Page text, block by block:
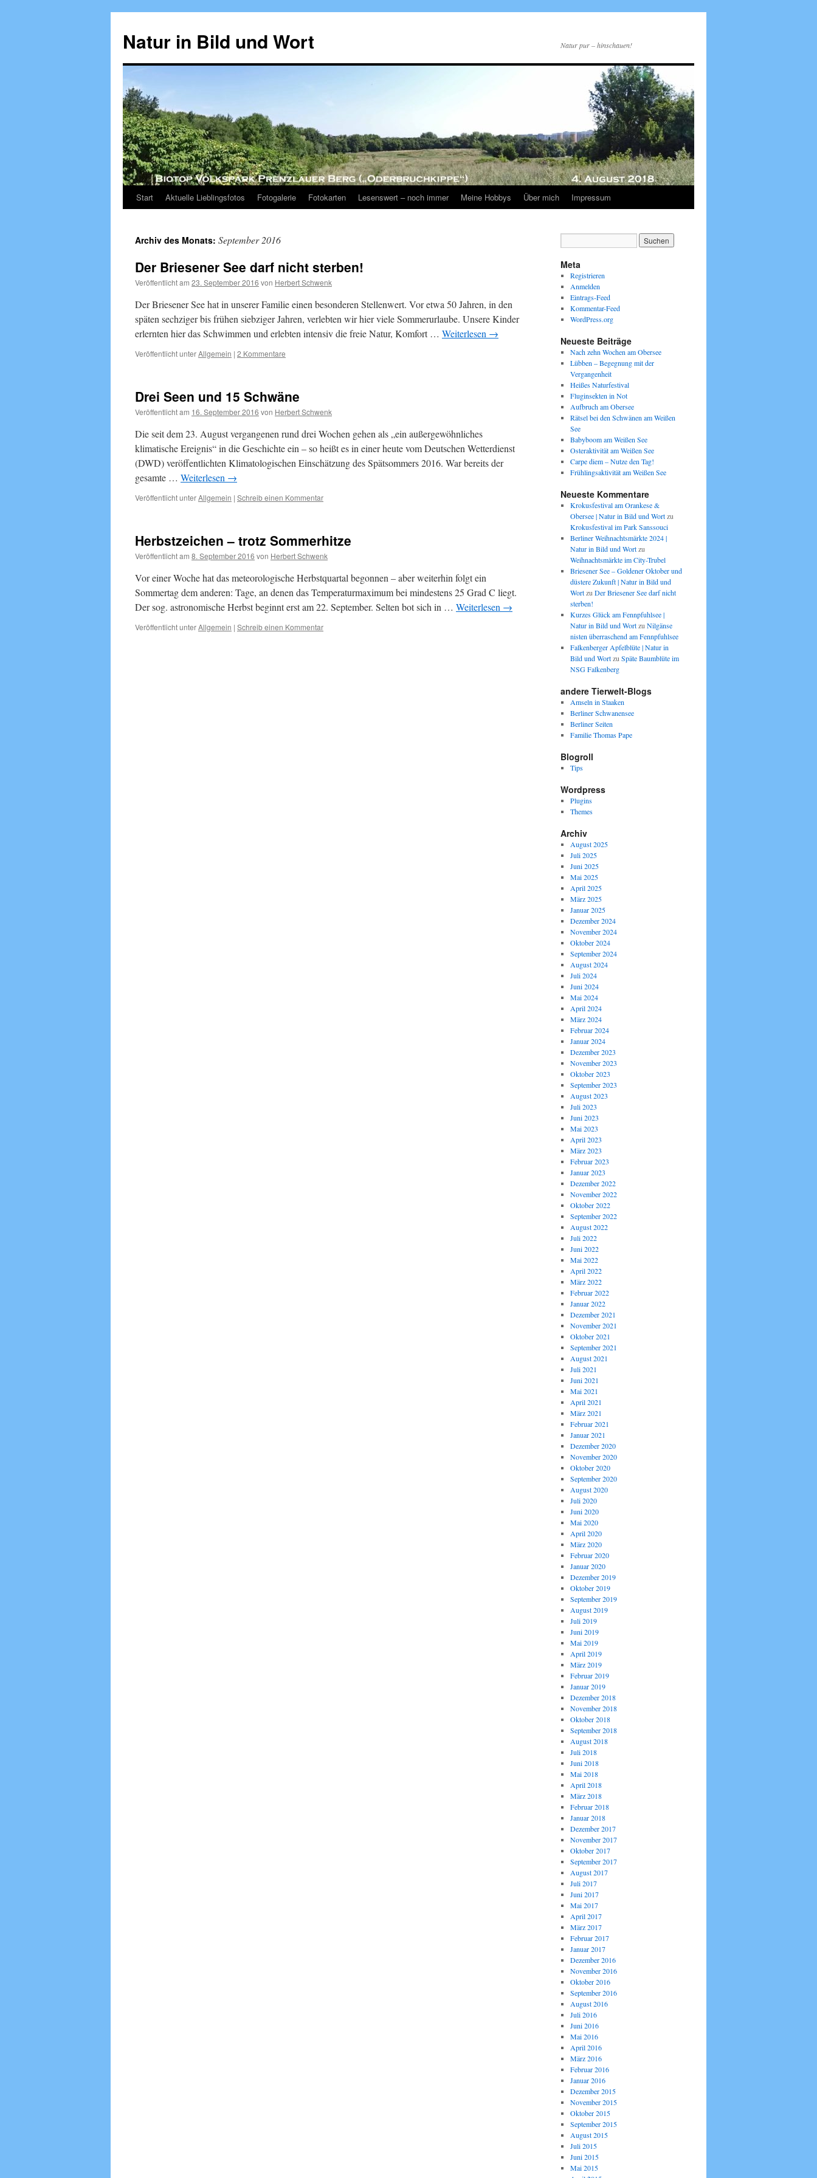
springen
Natur in Bild und Wort Natur pur – hinschauen!
Start Aktuelle Lieblingsfotos Fotogalerie Fotokarten Lesenswert – noch immer Meine Hobbys Über mich Impressum
Archiv des Monats: September 2016
Der Briesener See darf nicht sterben!
Veröffentlicht am 23. September 2016 von Herbert Schwenk
Der Briesener See hat in unserer Familie einen besonderen Stellenwert. Vor etwa 50 Jahren, in den
späten sechziger bis frühen siebziger Jahren, verlebten wir hier viele Sommerurlaube. Unsere Kinder
erlernten hier das Schwimmen und erlebten intensiv die freie Natur, Komfort … Weiterlesen →
Veröffentlicht unterAllgemein | 2 Kommentare
Drei Seen und 15 Schwäne
Veröffentlicht am 16. September 2016 von Herbert Schwenk
Die seit dem 23. August vergangenen rund drei Wochen gehen als „ein außergewöhnliches
klimatische Ereignis“ in die Geschichte ein – so heißt es in einer heute vom Deutschen Wetterdienst
(DWD) veröffentlichten Klimatologischen Einschätzung des Spätsommers 2016. War bereits der
gesamte … Weiterlesen →
Veröffentlicht unterAllgemein | Schreib einen Kommentar
Herbstzeichen – trotz Sommerhitze
Veröffentlicht am 8. September 2016 von Herbert Schwenk
Vor einer Woche hat das meteorologische Herbstquartal begonnen – aber weiterhin folgt ein
Sommertag dem anderen: Tage, an denen das Temperaturmaximum bei mindestens 25 Grad C liegt.
Der sog. astronomische Herbst beginnt erst am 22. September. Selten bot sich in … Weiterlesen →
Veröffentlicht unterAllgemein | Schreib einen Kommentar
Meta
Registrieren
Anmelden
Eintrags-Feed
Kommentar-Feed
WordPress.org
Neueste Beiträge
Nach zehn Wochen am Obersee
Lübben – Begegnung mit der
Vergangenheit
Heißes Naturfestival
Fluginsekten in Not
Aufbruch am Obersee
Rätsel bei den Schwänen am Weißen
See
Babyboom am Weißen See
Osteraktivität am Weißen See
Carpe diem – Nutze den Tag!
Frühlingsaktivität am Weißen See
Neueste Kommentare
Krokusfestival am Orankese &
Obersee | Natur in Bild und Wortzu
Krokusfestival im Park Sanssouci
Berliner Weihnachtsmärkte 2024 |
Natur in Bild und Wortzu
Weihnachtsmärkte im City-Trubel
Briesener See – Goldener Oktober und
düstere Zukunft | Natur in Bild und
Wortzu Der Briesener See darf nicht
sterben!
Kurzes Glück am Fennpfuhlsee |
Natur in Bild und Wortzu Nilgänse
nisten überraschend am Fennpfuhlsee
Falkenberger Apfelblüte | Natur in
Bild und Wortzu Späte Baumblüte im
NSG Falkenberg
andere Tierwelt-Blogs
Amseln in Staaken
Berliner Schwanensee
Berliner Seiten
Familie Thomas Pape
Blogroll
Tips
Wordpress
Plugins
Themes
Archiv
August 2025
Juli 2025
Juni 2025
Mai 2025
April 2025
März 2025
Januar 2025
Dezember 2024
November 2024
Oktober 2024
September 2024
August 2024
Juli 2024
Juni 2024
Mai 2024
April 2024
März 2024
Februar 2024
Januar 2024
Dezember 2023
November 2023
Oktober 2023
September 2023
August 2023
Juli 2023
Juni 2023
Mai 2023
April 2023
März 2023
Februar 2023
Januar 2023
Dezember 2022
November 2022
Oktober 2022
September 2022
August 2022
Juli 2022
Juni 2022
Mai 2022
April 2022
März 2022
Februar 2022
Januar 2022
Dezember 2021
November 2021
Oktober 2021
September 2021
August 2021
Juli 2021
Juni 2021
Mai 2021
April 2021
März 2021
Februar 2021
Januar 2021
Dezember 2020
November 2020
Oktober 2020
September 2020
August 2020
Juli 2020
Juni 2020
Mai 2020
April 2020
März 2020
Februar 2020
Januar 2020
Dezember 2019
Oktober 2019
September 2019
August 2019
Juli 2019
Juni 2019
Mai 2019
April 2019
März 2019
Februar 2019
Januar 2019
Dezember 2018
November 2018
Oktober 2018
September 2018
August 2018
Juli 2018
Juni 2018
Mai 2018
April 2018
März 2018
Februar 2018
Januar 2018
Dezember 2017
November 2017
Oktober 2017
September 2017
August 2017
Juli 2017
Juni 2017
Mai 2017
April 2017
März 2017
Februar 2017
Januar 2017
Dezember 2016
November 2016
Oktober 2016
September 2016
August 2016
Juli 2016
Juni 2016
Mai 2016
April 2016
März 2016
Februar 2016
Januar 2016
Dezember 2015
November 2015
Oktober 2015
September 2015
August 2015
Juli 2015
Juni 2015
Mai 2015